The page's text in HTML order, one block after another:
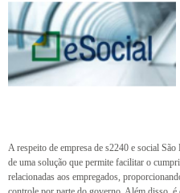
A respeito de empresa de s2240 e social
de uma solução que permite facilitar o
relacionadas aos empregados,